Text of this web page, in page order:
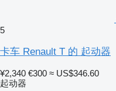
5
卡车 Renault T 的 起动器
¥2,340 €300 ≈ US$346.60
起动器